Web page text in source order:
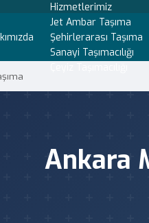
Hizmetlerimiz
Jet Ambar Taşıma
Şehirlerarası Taşıma
Sanayi Taşımacılığı
Ankara